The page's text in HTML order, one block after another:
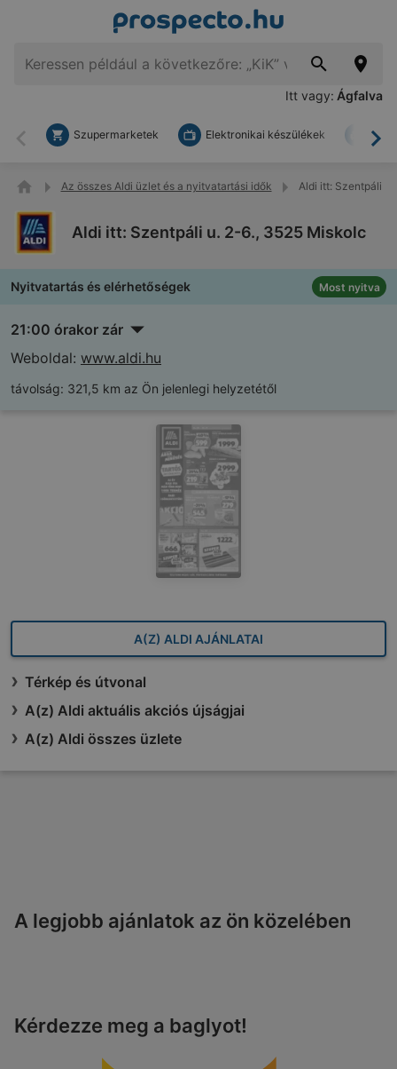
Itt vagy: Ágfalva
Vissza
Szupermarketek Elektronikai készülékek
Az összes Aldi üzlet és a nyitvatartási idők Aldi itt: Szentpáli
Aldi itt: Szentpáli u. 2-6., 3525 Miskolc
Nyitvatartás és elérhetőségek Most nyitva
21:00 órakor zár
Weboldal: www.aldi.hu
távolság: 321,5 km az Ön jelenlegi helyzetétől
A(Z) ALDI AJÁNLATAI
Térkép és útvonal
A(z) Aldi aktuális akciós újságjai
A(z) Aldi összes üzlete
A legjobb ajánlatok az ön közelében
Kérdezze meg a baglyot!